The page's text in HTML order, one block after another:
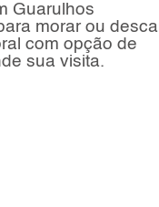
Guarulhos
morar ou
com opção de
sua visita.